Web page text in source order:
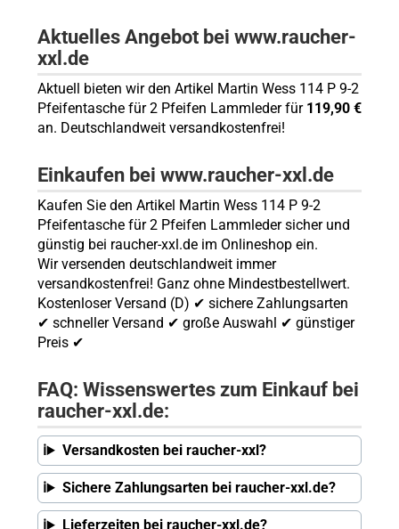
Aktuelles Angebot bei www.raucher-
xxl.de
Aktuell bieten wir den Artikel Martin Wess 114 P 9-2
Pfeifentasche für 2 Pfeifen Lammleder für 119,90 €
an. Deutschlandweit versandkostenfrei!
Einkaufen bei www.raucher-xxl.de
Kaufen Sie den Artikel Martin Wess 114 P 9-2
Pfeifentasche für 2 Pfeifen Lammleder sicher und
günstig bei raucher-xxl.de im Onlineshop ein.
Wir versenden deutschlandweit immer
versandkostenfrei! Ganz ohne Mindestbestellwert.
Kostenloser Versand (D) ✔ sichere Zahlungsarten
✔ schneller Versand ✔ große Auswahl ✔ günstiger
Preis ✔
FAQ: Wissenswertes zum Einkauf bei
raucher-xxl.de:
Versandkosten bei raucher-xxl?
Sichere Zahlungsarten bei raucher-xxl.de?
Lieferzeiten bei raucher-xxl.de?